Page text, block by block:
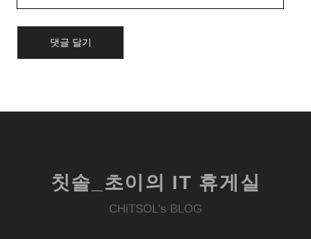
칫솔_초이의 IT 휴게실
CHiTSOL's BLOG